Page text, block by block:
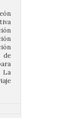
de